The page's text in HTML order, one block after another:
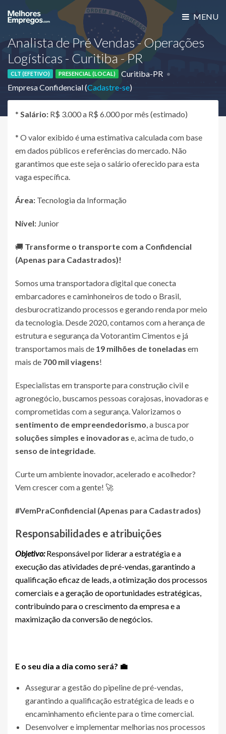
MENU
Analista de Pré Vendas - Operações
Logísticas - Curitiba - PR
CLT (EFETIVO) PRESENCIAL (LOCAL)
Curitiba-PR
Empresa Confidencial (Cadastre-se)
* Salário: R$ 3.000 a R$ 6.000 por mês (estimado)
* O valor exibido é uma estimativa calculada com base
em dados públicos e referências do mercado. Não
garantimos que este seja o salário oferecido para esta
vaga específica.
Área: Tecnologia da Informação
Nível: Junior
🚚 Transforme o transporte com a Confidencial
(Apenas para Cadastrados)!
Somos uma transportadora digital que conecta
embarcadores e caminhoneiros de todo o Brasil,
desburocratizando processos e gerando renda por meio
da tecnologia. Desde 2020, contamos com a herança de
estrutura e segurança da Votorantim Cimentos e já
transportamos mais de 19 milhões de toneladas em
mais de 700 mil viagens!
Especialistas em transporte para construção civil e
agronegócio, buscamos pessoas corajosas, inovadoras e
comprometidas com a segurança. Valorizamos o
sentimento de empreendedorismo, a busca por
soluções simples e inovadoras e, acima de tudo, o
senso de integridade.
Curte um ambiente inovador, acelerado e acolhedor?
Vem crescer com a gente! 🚀
#VemPraConfidencial (Apenas para Cadastrados)
Responsabilidades e atribuições
Objetivo:Responsável por liderar a estratégia e a
execução das atividades de pré-vendas, garantindo a
qualificação eficaz de leads, a otimização dos processos
comerciais e a geração de oportunidades estratégicas,
contribuindo para o crescimento da empresa e a
maximização da conversão de negócios.
E o seu dia a dia como será? 💼
Assegurar a gestão do pipeline de pré-vendas,
garantindo a qualificação estratégica de leads e o
encaminhamento eficiente para o time comercial.
Desenvolver e implementar melhorias nos processos